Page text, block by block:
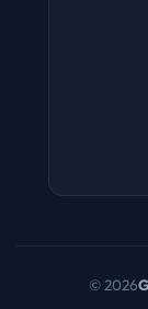
© 2026